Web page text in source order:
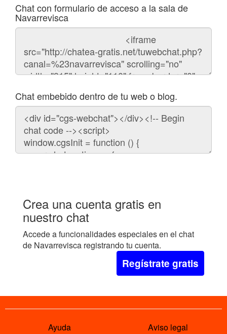
Chat con formulario de acceso a la sala de
Navarrevisca
Código
chat
Chat embebido dentro de tu web o blog.
Código
para
embeber
chat
Crea una cuenta gratis en
nuestro chat
Accede a funcionalidades especiales en el chat
de Navarrevisca registrando tu cuenta.
Regístrate gratis
Ayuda Aviso legal